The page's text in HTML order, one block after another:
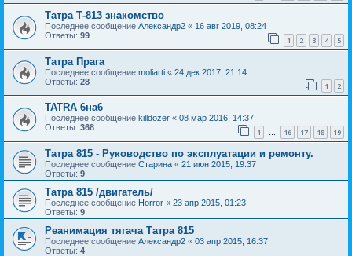
Татра Т-813 знакомство
Последнее сообщение Александр2 « 16 авг 2019, 08:24
Ответы: 99 1 2 3 4 5
Татра Прага
Последнее сообщение moliarti « 24 дек 2017, 21:14
Ответы: 28 1 2
TATRA 6на6
Последнее сообщение killdozer « 08 мар 2016, 14:37
Ответы: 368 1 … 16 17 18 19
Татра 815 - Руководство по эксплуатации и ремонту.
Последнее сообщение Старина « 21 июн 2015, 19:37
Ответы: 9
Татра 815 /двигатель/
Последнее сообщение Horror « 23 апр 2015, 01:23
Ответы: 9
Реанимация тягача Татра 815
Последнее сообщение Александр2 « 03 апр 2015, 16:37
Ответы: 4